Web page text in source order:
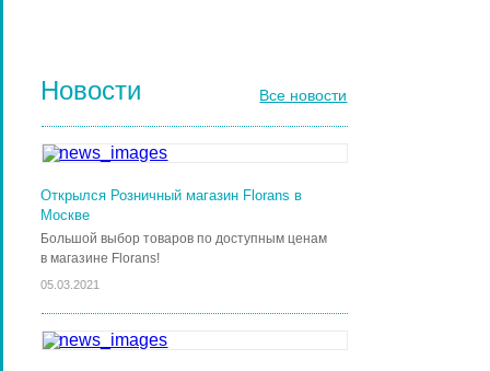
Новости Все новости
Открылся Розничный магазин Florans в
Москве
Большой выбор товаров по доступным ценам
в магазине Florans!
05.03.2021